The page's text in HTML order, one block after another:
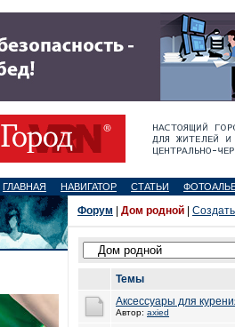
ГЛАВНАЯ НАВИГАТОР СТАТЬИ
Форум Дом родной
Темы
Аксессуары для
Автор: axied